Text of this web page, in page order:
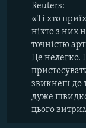
Reuters:
«Ті хто
ніхто з них
точністю
Це нелегко.
звикнеш до
дуже
цього